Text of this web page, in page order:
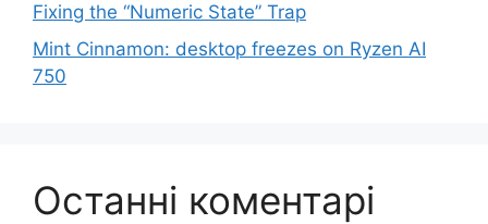
Fixing the “Numeric State” Trap
Mint Cinnamon: desktop freezes on Ryzen AI
750
Останні коментарі